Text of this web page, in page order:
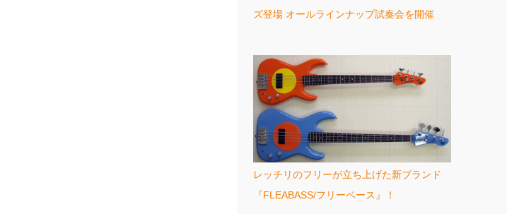
ズ登場 オールラインナップ試奏会を開催
レッチリのフリーが立ち上げた新ブランド
『FLEABASS/フリーベース』！